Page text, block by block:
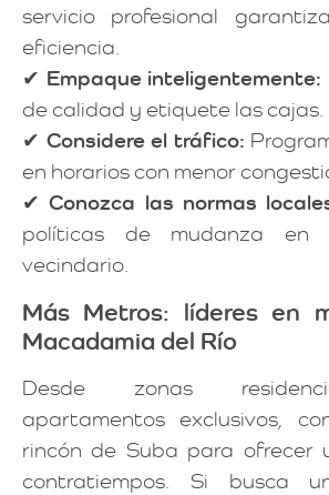
servicio profesional
eficiencia.
✔ Empaque inteligentemente:
de calidad y etiquete las cajas.
✔ Considere el tráfico:
en horarios con menor
✔Conozca las normas
políticas de mudanza en
vecindario.
Más Metros: líderes en
Macadamia del Río
Desde zonas
apartamentos exclusivos,
rincón de Suba para ofrecer
contratiempos. Si busca